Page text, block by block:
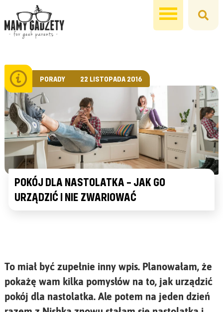
PORADY 22 LISTOPADA 2016
POKÓJ DLA NASTOLATKA – JAK GO
URZĄDZIĆ I NIE ZWARIOWAĆ
To miał być zupełnie inny wpis. Planowałam, że
pokażę wam kilka pomysłów na to, jak urządzić
pokój dla nastolatka. Ale potem na jeden dzień